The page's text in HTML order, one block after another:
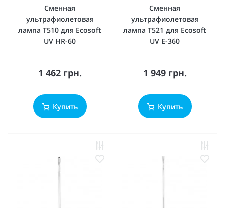
Сменная
ультрафиолетовая
лампа T510 для Ecosoft
UV HR-60
1 462 грн.
Купить
Сменная
ультрафиолетовая
лампа T521 для Ecosoft
UV E-360
1 949 грн.
Купить